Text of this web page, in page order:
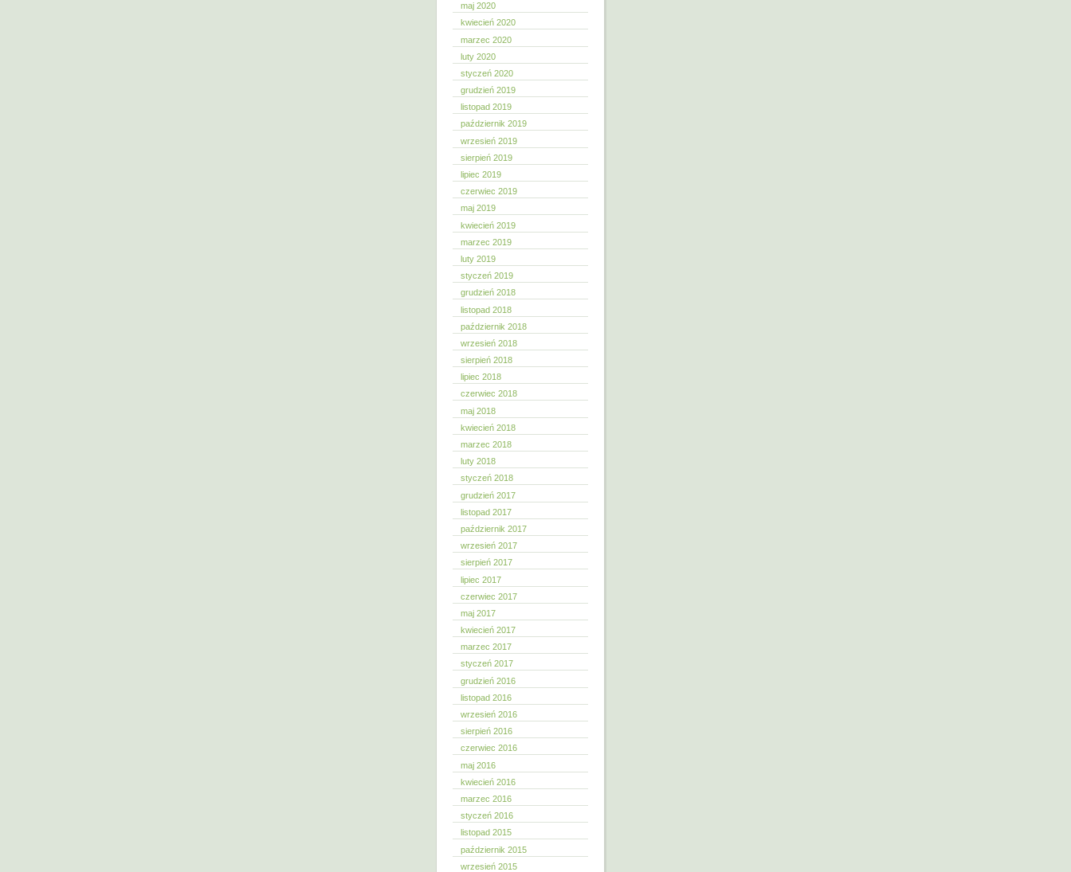
maj 2020
kwiecień 2020
marzec 2020
luty 2020
styczeń 2020
grudzień 2019
listopad 2019
październik 2019
wrzesień 2019
sierpień 2019
lipiec 2019
czerwiec 2019
maj 2019
kwiecień 2019
marzec 2019
luty 2019
styczeń 2019
grudzień 2018
listopad 2018
październik 2018
wrzesień 2018
sierpień 2018
lipiec 2018
czerwiec 2018
maj 2018
kwiecień 2018
marzec 2018
luty 2018
styczeń 2018
grudzień 2017
listopad 2017
październik 2017
wrzesień 2017
sierpień 2017
lipiec 2017
czerwiec 2017
maj 2017
kwiecień 2017
marzec 2017
styczeń 2017
grudzień 2016
listopad 2016
wrzesień 2016
sierpień 2016
czerwiec 2016
maj 2016
kwiecień 2016
marzec 2016
styczeń 2016
listopad 2015
październik 2015
wrzesień 2015